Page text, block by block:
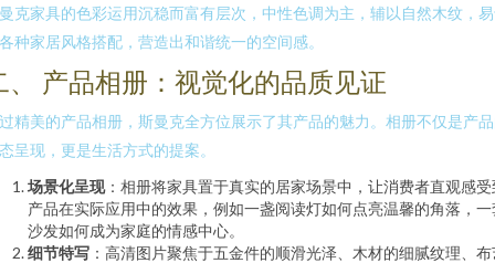
克家具的色彩运用沉稳而富有层次，中性色调为主，辅以自然木纹，
种家居风格搭配，营造出和谐统一的空间感。
、 产品相册：视觉化的品质见证
精美的产品相册，斯曼克全方位展示了其产品的魅力。相册不仅是产
呈现，更是生活方式的提案。
场景化呈现：相册将家具置于真实的居家场景中，让消费者直观感受
产品在实际应用中的效果，例如一盏阅读灯如何点亮温馨的角落，一
沙发如何成为家庭的情感中心。
细节特写 ：高清图片聚焦于五金件的顺滑光泽、木材的细腻纹理、布